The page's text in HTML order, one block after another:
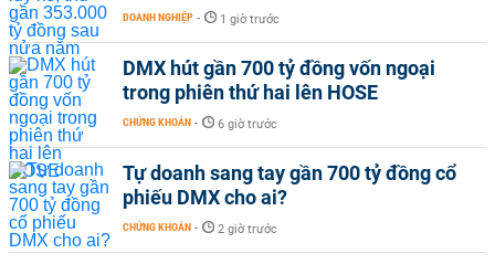
DOANH NGHIỆP - 1 giờ trước
DMX hút gần 700 tỷ đồng vốn ngoại
trong phiên thứ hai lên HOSE
CHỨNG KHOÁN - 6 giờ trước
Tự doanh sang tay gần 700 tỷ đồng cổ
phiếu DMX cho ai?
CHỨNG KHOÁN - 2 giờ trước